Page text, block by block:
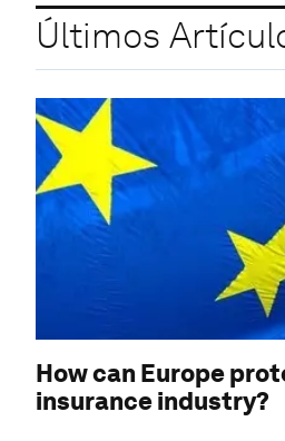
Últimos
How can Europe
insurance industry?